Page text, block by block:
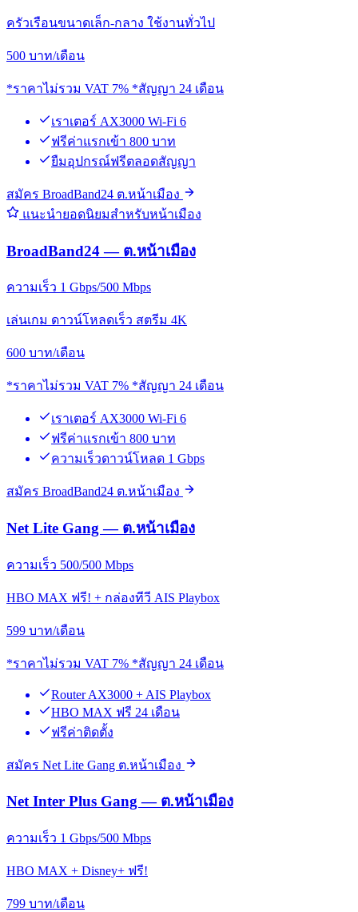
ครัวเรือนขนาดเล็ก-กลาง ใช้งานทั่วไป
500 บาท/เดือน
*ราคาไม่รวม VAT 7% *สัญญา 24 เดือน
เราเตอร์ AX3000 Wi-Fi 6
ฟรีค่าแรกเข้า 800 บาท
ยืมอุปกรณ์ฟรีตลอดสัญญา
สมัคร BroadBand24 ต.หน้าเมือง
แนะนำยอดนิยมสำหรับหน้าเมือง
BroadBand24 — ต.หน้าเมือง
ความเร็ว 1 Gbps/500 Mbps
เล่นเกม ดาวน์โหลดเร็ว สตรีม 4K
600 บาท/เดือน
*ราคาไม่รวม VAT 7% *สัญญา 24 เดือน
เราเตอร์ AX3000 Wi-Fi 6
ฟรีค่าแรกเข้า 800 บาท
ความเร็วดาวน์โหลด 1 Gbps
สมัคร BroadBand24 ต.หน้าเมือง
Net Lite Gang — ต.หน้าเมือง
ความเร็ว 500/500 Mbps
HBO MAX ฟรี! + กล่องทีวี AIS Playbox
599 บาท/เดือน
*ราคาไม่รวม VAT 7% *สัญญา 24 เดือน
Router AX3000 + AIS Playbox
HBO MAX ฟรี 24 เดือน
ฟรีค่าติดตั้ง
สมัคร Net Lite Gang ต.หน้าเมือง
Net Inter Plus Gang — ต.หน้าเมือง
ความเร็ว 1 Gbps/500 Mbps
HBO MAX + Disney+ ฟรี!
799 บาท/เดือน